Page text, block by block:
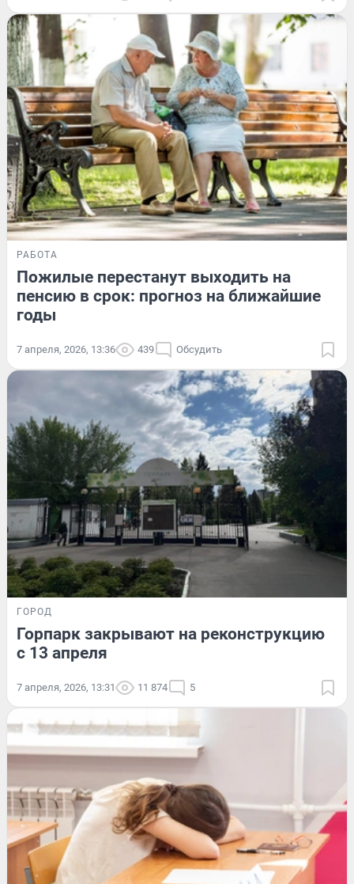
РАБОТА
Пожилые перестанут выходить на
пенсию в срок: прогноз на ближайшие
годы
7 апреля, 2026, 13:36 439 Обсудить
ГОРОД
Горпарк закрывают на реконструкцию
с 13 апреля
7 апреля, 2026, 13:31 11 874 5